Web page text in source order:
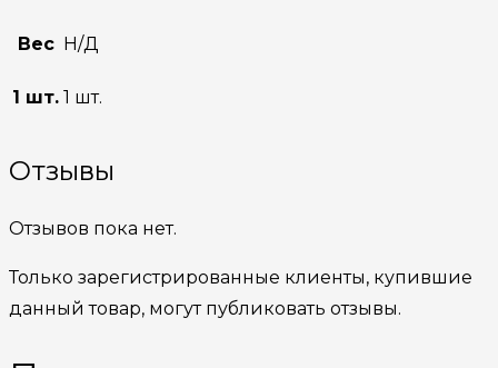
Вес Н/Д
1 шт. 1 шт.
Отзывы
Отзывов пока нет.
Только зарегистрированные клиенты, купившие
данный товар, могут публиковать отзывы.